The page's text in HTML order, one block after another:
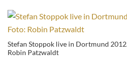
Stefan Stoppok live in Dortmund
Robin Patzwaldt